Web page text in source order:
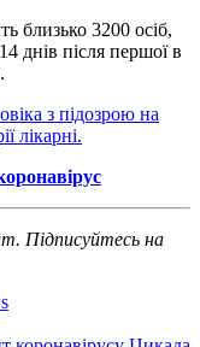
близько 3200 осіб,
днів після першої в
з підозрою на
лікарні.
Підписуйтесь на